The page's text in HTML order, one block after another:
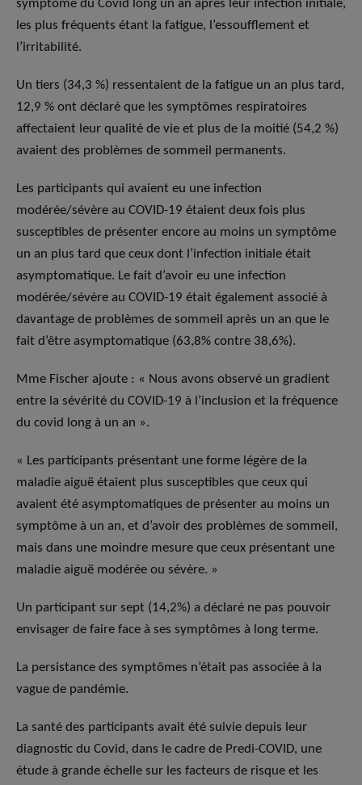
symptôme du Covid long un an après leur infection initiale,
les plus fréquents étant la fatigue, l’essoufflement et
l’irritabilité.
Un tiers (34,3 %) ressentaient de la fatigue un an plus tard,
12,9 % ont déclaré que les symptômes respiratoires
affectaient leur qualité de vie et plus de la moitié (54,2 %)
avaient des problèmes de sommeil permanents.
Les participants qui avaient eu une infection
modérée/sévère au COVID-19 étaient deux fois plus
susceptibles de présenter encore au moins un symptôme
un an plus tard que ceux dont l’infection initiale était
asymptomatique. Le fait d’avoir eu une infection
modérée/sévère au COVID-19 était également associé à
davantage de problèmes de sommeil après un an que le
fait d’être asymptomatique (63,8% contre 38,6%).
Mme Fischer ajoute : « Nous avons observé un gradient
entre la sévérité du COVID-19 à l’inclusion et la fréquence
du covid long à un an ».
« Les participants présentant une forme légère de la
maladie aiguë étaient plus susceptibles que ceux qui
avaient été asymptomatiques de présenter au moins un
symptôme à un an, et d’avoir des problèmes de sommeil,
mais dans une moindre mesure que ceux présentant une
maladie aiguë modérée ou sévère. »
Un participant sur sept (14,2%) a déclaré ne pas pouvoir
envisager de faire face à ses symptômes à long terme.
La persistance des symptômes n’était pas associée à la
vague de pandémie.
La santé des participants avait été suivie depuis leur
diagnostic du Covid, dans le cadre de Predi-COVID, une
étude à grande échelle sur les facteurs de risque et les